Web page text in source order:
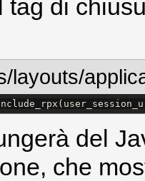
tag di
layouts/
del
che